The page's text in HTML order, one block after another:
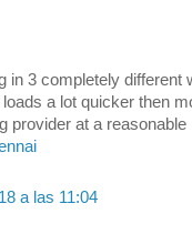
in 3 completely
loads a lot quicker then
provider at a reasonable
a las 11:04